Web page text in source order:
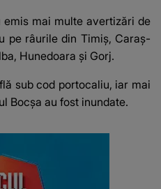
mai multe avertizări de
pe râurile din Timiș, Caraș-
Hunedoara și Gorj.
sub cod portocaliu, iar mai
Bocșa au fost inundate.